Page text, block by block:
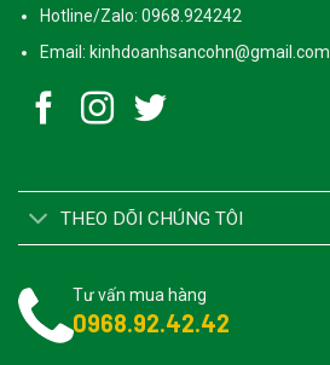
Hotline/Zalo: 0968.924242
Email: kinhdoanhsancohn@gmail.com
THEO DÕI CHÚNG TÔI
Tư vấn mua hàng
0968.92.42.42